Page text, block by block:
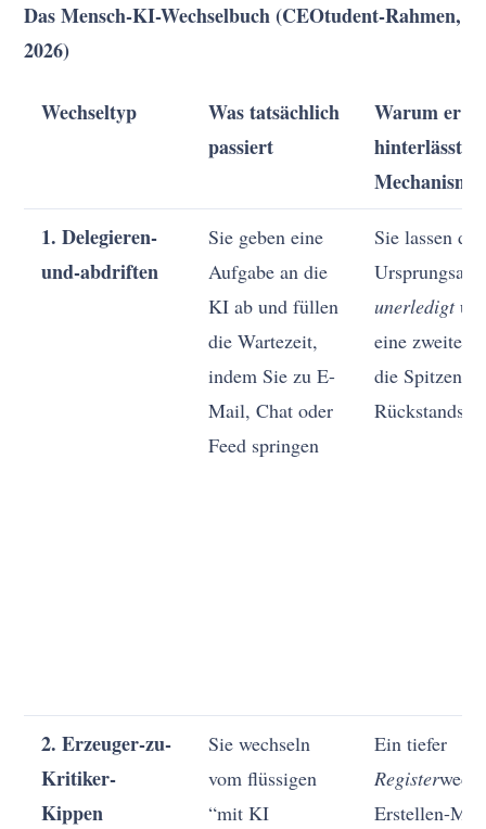
Das Mensch-KI-Wechselbuch (CEOtudent-Rahmen,
2026)
Wechseltyp
Was tatsächlich
passiert
Warum er
hinterlässt
1. Delegieren-
und-abdriften
Sie geben eine
Aufgabe an die
KI ab und füllen
die Wartezeit,
indem Sie zu E-
Mail, Chat oder
Feed springen
Sie lassen die
unerledigt
eine zweite
die Spitzen-
2. Erzeuger-zu-
Kritiker-
Kippen
Sie wechseln
vom flüssigen
“mit KI
Ein tiefer
Register
Erstellen-